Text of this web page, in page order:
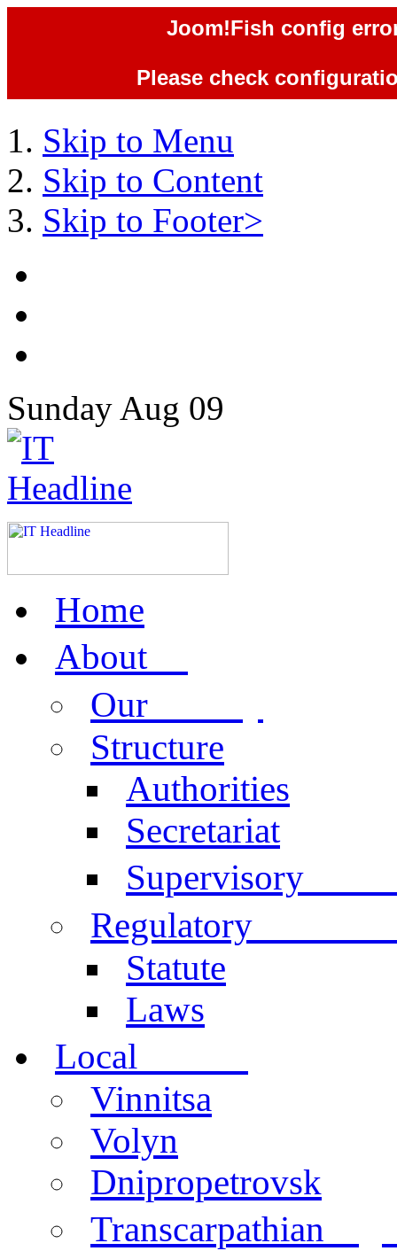
Joom!Fish config
Please check
Skip to Menu
Skip to Content
Skip to Footer>
Sunday Aug 09
Home
Aboutus
Our
Structure
Authorities
Secretariat
Supervisory
Regulatory
Statute
Laws
Local
Vinnitsa
Volyn
Dnipropetrovsk
Transcarpathian